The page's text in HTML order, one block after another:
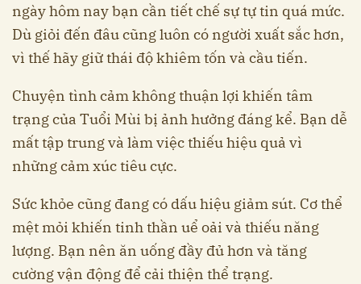
ngày hôm nay bạn cần tiết chế sự tự tin quá mức.
Dù giỏi đến đâu cũng luôn có người xuất sắc hơn,
vì thế hãy giữ thái độ khiêm tốn và cầu tiến.
Chuyện tình cảm không thuận lợi khiến tâm
trạng của Tuổi Mùi bị ảnh hưởng đáng kể. Bạn dễ
mất tập trung và làm việc thiếu hiệu quả vì
những cảm xúc tiêu cực.
Sức khỏe cũng đang có dấu hiệu giảm sút. Cơ thể
mệt mỏi khiến tinh thần uể oải và thiếu năng
lượng. Bạn nên ăn uống đầy đủ hơn và tăng
cường vận động để cải thiện thể trạng.